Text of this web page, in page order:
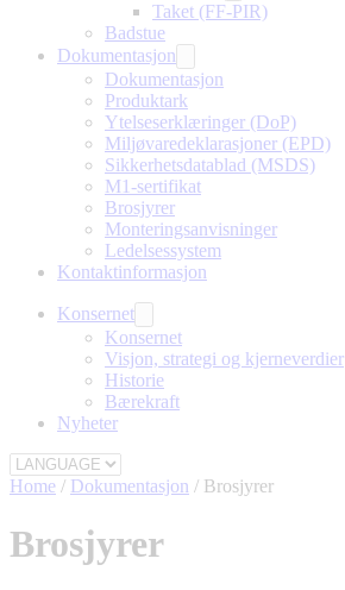
Taket (FF-PIR)
Badstue
Dokumentasjon
Dokumentasjon
Produktark
Ytelseserklæringer (DoP)
Miljøvaredeklarasjoner (EPD)
Sikkerhetsdatablad (MSDS)
M1-sertifikat
Brosjyrer
Monteringsanvisninger
Ledelsessystem
Kontaktinformasjon
Konsernet
Konsernet
Visjon, strategi og kjerneverdier
Historie
Bærekraft
Nyheter
Home / Dokumentasjon / Brosjyrer
Brosjyrer